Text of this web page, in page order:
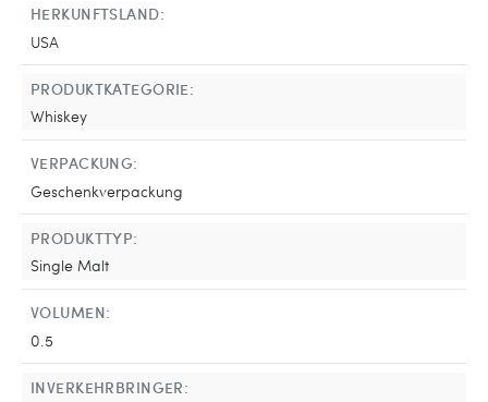
HERKUNFTSLAND:
USA
PRODUKTKATEGORIE:
Whiskey
VERPACKUNG:
Geschenkverpackung
PRODUKTTYP:
Single Malt
VOLUMEN:
0.5
INVERKEHRBRINGER: